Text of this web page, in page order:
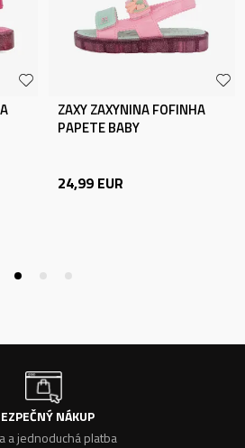
ZAXY ZAXYNINA FOFINHA
PAPETE BABY
24,99 EUR
NÁKUP
a jednoduchá platba